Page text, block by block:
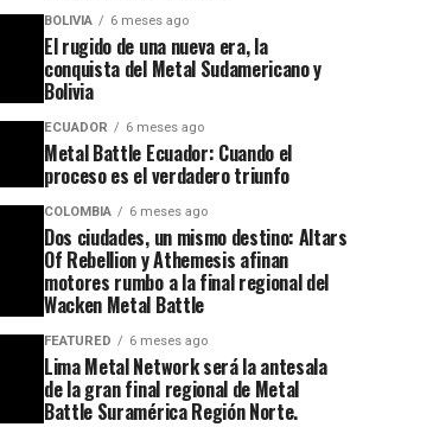
BOLIVIA 6 meses ago
El rugido de una nueva era, la
conquista del Metal Sudamericano y
Bolivia
ECUADOR 6 meses ago
Metal Battle Ecuador: Cuando el
proceso es el verdadero triunfo
COLOMBIA 6 meses ago
Dos ciudades, un mismo destino: Altars
Of Rebellion y Athemesis afinan
motores rumbo a la final regional del
Wacken Metal Battle
FEATURED 6 meses ago
Lima Metal Network será la antesala
de la gran final regional de Metal
Battle Suramérica Región Norte.